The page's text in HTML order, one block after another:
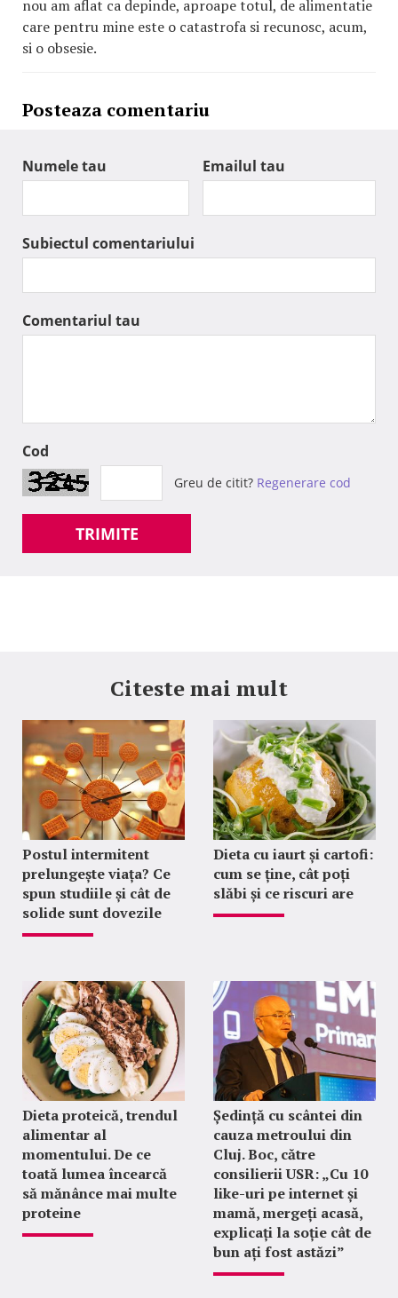
nou am aflat ca depinde, aproape totul, de alimentatie
care pentru mine este o catastrofa si recunosc, acum,
si o obsesie.
Posteaza comentariu
Numele tau Emailul tau
Subiectul comentariului
Comentariul tau
Cod
Greu de citit? Regenerare cod
TRIMITE
Citeste mai mult
Postul intermitent
prelungește viața? Ce
spun studiile și cât de
solide sunt dovezile
Dieta cu iaurt și cartofi:
cum se ține, cât poți
slăbi și ce riscuri are
Dieta proteică, trendul
alimentar al
momentului. De ce
toată lumea încearcă
să mănânce mai multe
proteine
Ședință cu scântei din
cauza metroului din
Cluj. Boc, către
consilierii USR: „Cu 10
like-uri pe internet și
mamă, mergeți acasă,
explicați la soție cât de
bun ați fost astăzi”